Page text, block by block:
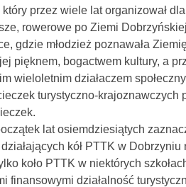
przez wiele lat organizował
rowerowe po Ziemi
gdzie młodzież poznawała
pięknem, bogactwem kultury, a
wieloletnim działaczem
turystyczno-krajoznawczych
lat osiemdziesiątych
kół PTTK w Dobrzyniu
koło PTTK w niektórych
finansowymi działalność